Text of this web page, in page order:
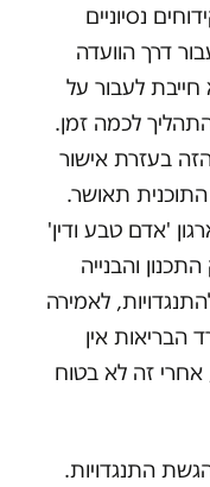
נסיוניים
דרך הוועדה
חייבת לעבור על
לכמה זמן.
בעזרת אישור
תאושר.
'אדם טבע ודין'
התכנון והבנייה
לאמירה
אין
אחרי זה לא בטוח
התנגדויות.